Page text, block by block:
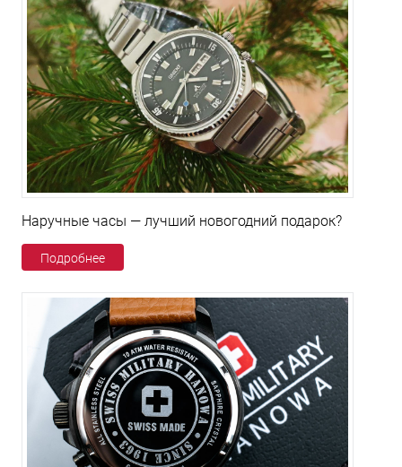
Наручные часы — лучший новогодний подарок?
Подробнее